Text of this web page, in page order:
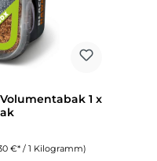
1 x
€* / 1 Kilogramm)